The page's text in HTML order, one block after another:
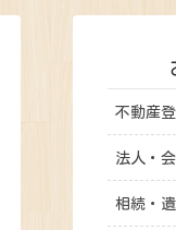
不動産
法人・
相続・